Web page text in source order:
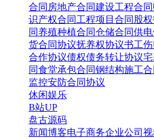
合同 房地产合同建设工程合同
识产权合同 工程项目合同 股
同 养殖种植合同仓储合同供
货合同协议抚养权协议书工
合作协议债权债务转让协议
同食堂承包合同钢结构施工合
监控安防合同协议
休闲娱乐
B站UP
盘古源码
新闻博客电子商务企业公司